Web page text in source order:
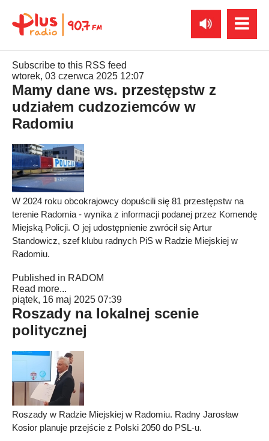
Subscribe to this RSS feed
wtorek, 03 czerwca 2025 12:07
Mamy dane ws. przestępstw z
udziałem cudzoziemców w
Radomiu
W 2024 roku obcokrajowcy dopuścili się 81 przestępstw na
terenie Radomia - wynika z informacji podanej przez Komendę
Miejską Policji. O jej udostępnienie zwrócił się Artur
Standowicz, szef klubu radnych PiS w Radzie Miejskiej w
Radomiu.
Published in RADOM
Read more...
piątek, 16 maj 2025 07:39
Roszady na lokalnej scenie
politycznej
Roszady w Radzie Miejskiej w Radomiu. Radny Jarosław
Kosior planuje przejście z Polski 2050 do PSL-u.